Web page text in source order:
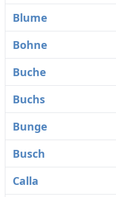
Blume
Bohne
Buche
Buchs
Bunge
Busch
Calla